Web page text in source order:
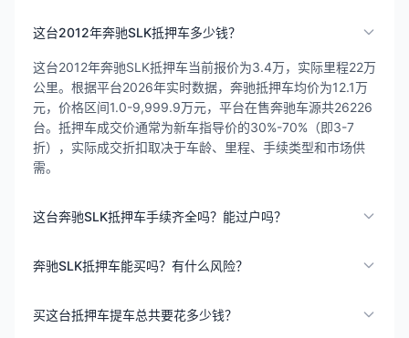
这台2012年奔驰SLK抵押车多少钱？
这台2012年奔驰SLK抵押车当前报价为3.4万，实际里程22万
公里。根据平台2026年实时数据，奔驰抵押车均价为12.1万
元，价格区间1.0-9,999.9万元，平台在售奔驰车源共26226
台。抵押车成交价通常为新车指导价的30%-70%（即3-7
折），实际成交折扣取决于车龄、里程、手续类型和市场供
需。
这台奔驰SLK抵押车手续齐全吗？能过户吗？
奔驰SLK抵押车能买吗？有什么风险？
买这台抵押车提车总共要花多少钱？